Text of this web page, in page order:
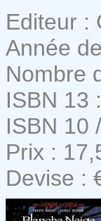
Editeur :
Année
Nombre
ISBN 13
ISBN 10
Prix :
Devise :